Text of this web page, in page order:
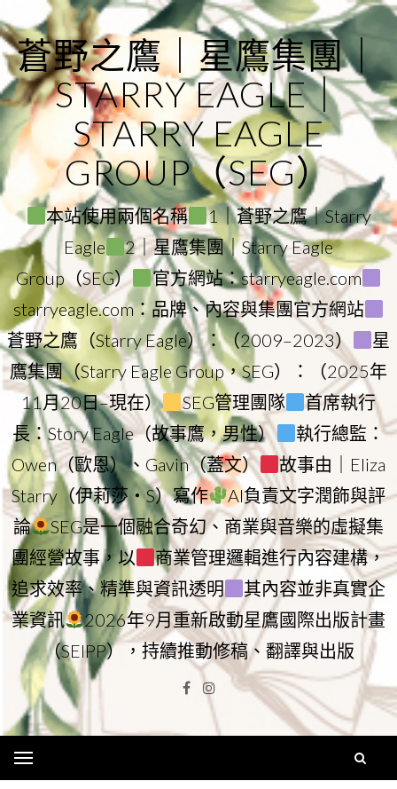
to
content
蒼野之鷹｜星鷹集團｜
STARRY EAGLE｜
STARRY EAGLE
GROUP（SEG）
本站使用兩個名稱
1｜蒼野之鷹｜Starry
Eagle
2｜星鷹集團｜Starry Eagle
Group（SEG）
官方網站：starryeagle.com
starryeagle.com：品牌、內容與集團官方網站
蒼野之鷹（Starry Eagle）：（2009–2023）
星
鷹集團（Starry Eagle Group，SEG）：（2025年
11月20日–現在）
SEG管理團隊
首席執行
長：Story Eagle（故事鷹，男性）
執行總監：
Owen（歐恩）、Gavin（蓋文）
故事由｜Eliza
Starry（伊莉莎・S）寫作
AI負責文字潤飾與評
論
SEG是一個融合奇幻、商業與音樂的虛擬集
團經營故事，以
商業管理邏輯進行內容建構，
追求效率、精準與資訊透明
其內容並非真實企
業資訊
2026年9月重新啟動星鷹國際出版計畫
（SEIPP），持續推動修稿、翻譯與出版
Facebook
Instagram